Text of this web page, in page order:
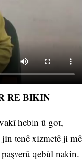
RE BIKIN
hebin û got,
tenê xizmetê ji mê
qebûl nakin.